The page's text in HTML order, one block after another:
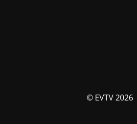
© EVTV 2026